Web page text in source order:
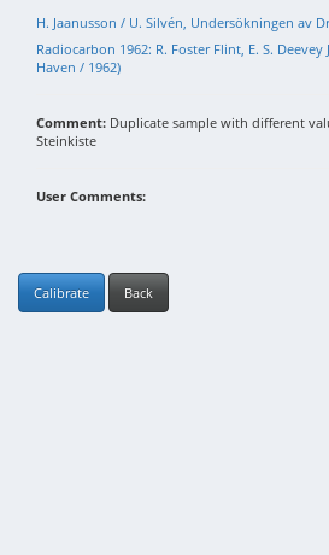
H. Jaanusson / U. Silvén, Undersökningen av
Radiocarbon 1962: R. Foster Flint, E. S.
Haven / 1962)
Comment: Duplicate sample with different
Steinkiste
User Comments:
Calibrate Back